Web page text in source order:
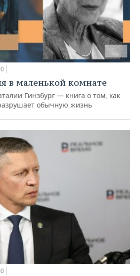
в маленькой комнате
Гинзбург — книга о том, как
обычную жизнь